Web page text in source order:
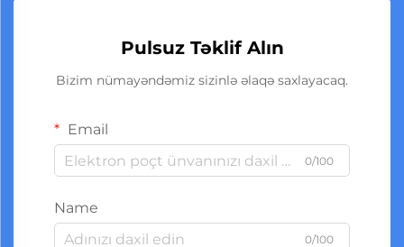
Pulsuz Təklif Alın
Bizim nümayəndəmiz sizinlə əlaqə saxlayacaq.
Email
0/100
Name
0/100